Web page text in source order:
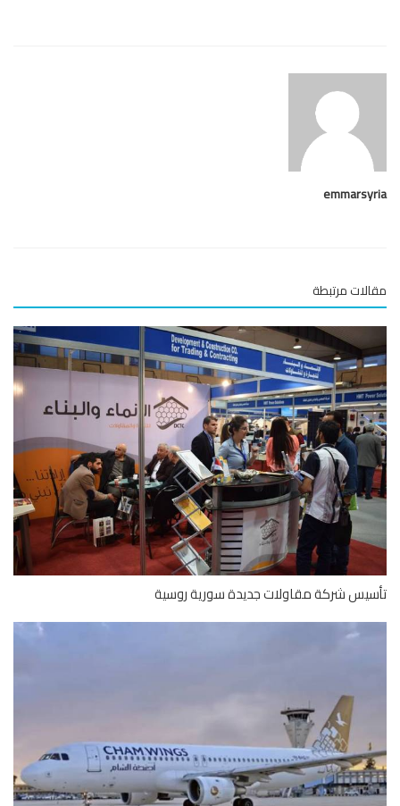
مرتبطة
شركة مقاولات جديدة سورية روسية